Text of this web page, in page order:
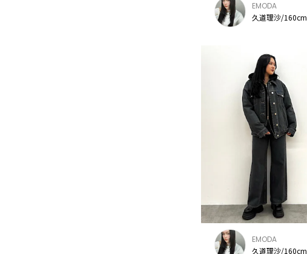
EMODA
久道理沙/160cm
EMODA
久道理沙/160cm